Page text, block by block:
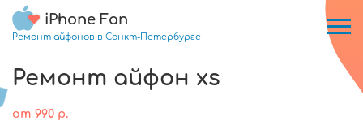
iPhone Fan
Ремонт айфонов в Санкт-Петербурге
Ремонт айфон xs
от 990 р.